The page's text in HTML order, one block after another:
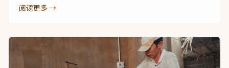
阅读更多 →